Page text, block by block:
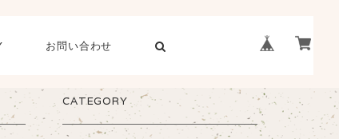
お問い合わせ
CATEGORY